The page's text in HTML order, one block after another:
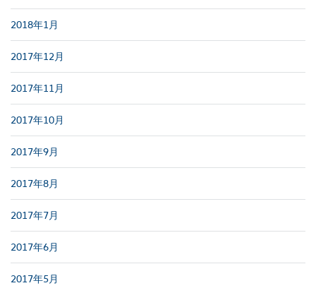
2018年1月
2017年12月
2017年11月
2017年10月
2017年9月
2017年8月
2017年7月
2017年6月
2017年5月